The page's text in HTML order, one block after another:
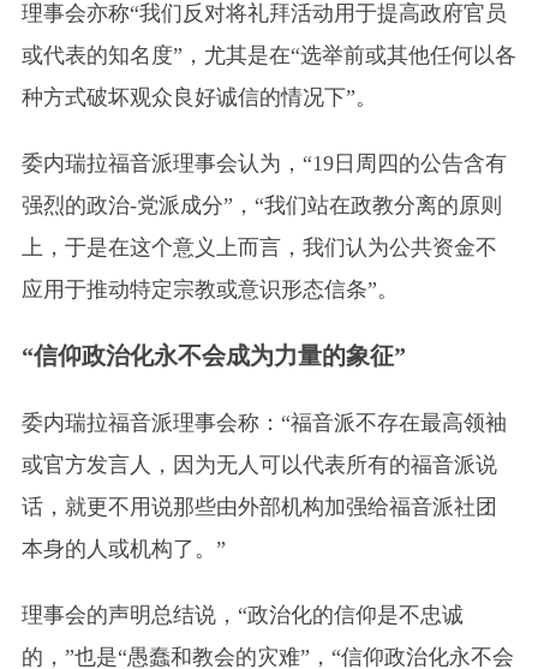
理事会亦称“我们反对将礼拜活动用于提高政府官员
或代表的知名度”，尤其是在“选举前或其他任何以各
种方式破坏观众良好诚信的情况下”。
委内瑞拉福音派理事会认为，“19日周四的公告含有
强烈的政治-党派成分”，“我们站在政教分离的原则
上，于是在这个意义上而言，我们认为公共资金不
应用于推动特定宗教或意识形态信条”。
“信仰政治化永不会成为力量的象征”
委内瑞拉福音派理事会称：“福音派不存在最高领袖
或官方发言人，因为无人可以代表所有的福音派说
话，就更不用说那些由外部机构加强给福音派社团
本身的人或机构了。”
理事会的声明总结说，“政治化的信仰是不忠诚
的，”也是“愚蠢和教会的灾难”，“信仰政治化永不会